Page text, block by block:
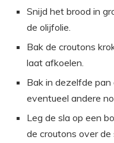
Snijd het brood in
de olijfolie.
Bak de croutons
laat afkoelen.
Bak in dezelfde
eventueel andere
Leg de sla op een
de croutons over